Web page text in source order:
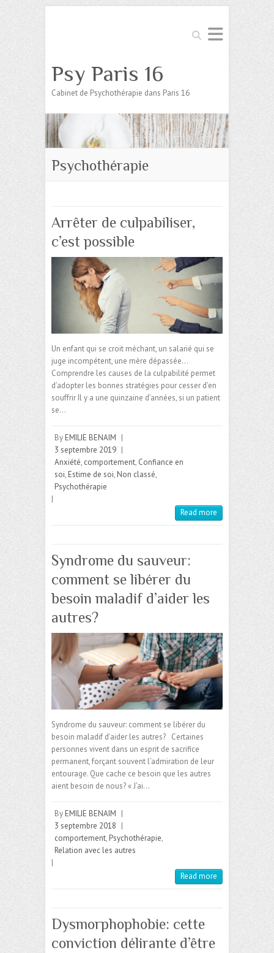
Search
Psy Paris 16
Cabinet de Psychothérapie dans Paris 16
Psychothérapie
Arrêter de culpabiliser,
c’est possible
Un enfant qui se croit méchant, un salarié qui se
juge incompétent, une mère dépassée…
Comprendre les causes de la culpabilité permet
d’adopter les bonnes stratégies pour cesser d’en
souffrir Il y a une quinzaine d’années, si un patient
se…
By EMILIE BENAIM |
3 septembre 2019 |
Anxiété, comportement, Confiance en
soi, Estime de soi, Non classé,
Psychothérapie
|
Read more
Syndrome du sauveur:
comment se libérer du
besoin maladif d’aider les
autres?
Syndrome du sauveur: comment se libérer du
besoin maladif d’aider les autres? Certaines
personnes vivent dans un esprit de sacrifice
permanent, forçant souvent l’admiration de leur
entourage. Que cache ce besoin que les autres
aient besoin de nous? « J’ai…
By EMILIE BENAIM |
3 septembre 2018 |
comportement, Psychothérapie,
Relation avec les autres
|
Read more
Dysmorphophobie: cette
conviction délirante d’être